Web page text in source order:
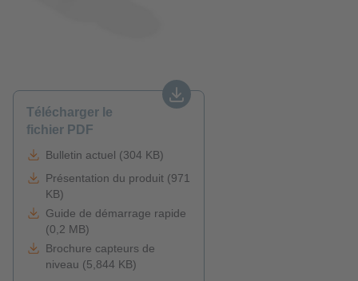
Télécharger le
fichier PDF
Bulletin actuel (304 KB)
Présentation du produit (971
KB)
Guide de démarrage rapide
(0,2 MB)
Brochure capteurs de
niveau (5,844 KB)